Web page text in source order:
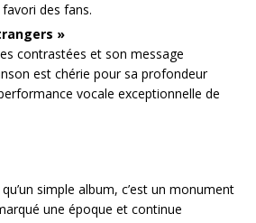
des fans.
»
contrastées et son message
est chérie pour sa profondeur
vocale exceptionnelle de
simple album, c’est un monument
une époque et continue